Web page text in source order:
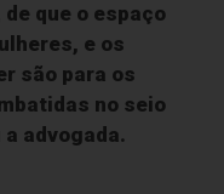
que o espaço
e os
são para os
no seio
advogada.